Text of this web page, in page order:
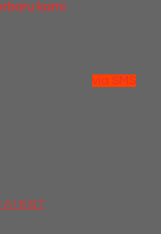
kami
via SMS
BT